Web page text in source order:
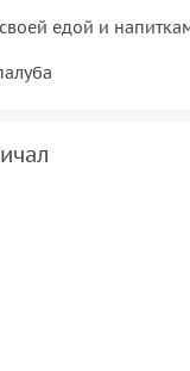
едой и